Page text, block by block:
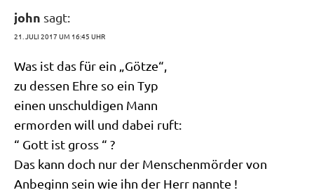
john sagt:
21. JULI 2017 UM 16:45 UHR
Was ist das für ein „Göt­ze“,
zu des­sen Ehre so ein Typ
einen unschul­di­gen Mann
ermor­den will und dabei ruft:
“ Gott ist gross “ ?
Das kann doch nur der Men­schen­mör­der von
Anbe­ginn sein wie ihn der Herr nannte !